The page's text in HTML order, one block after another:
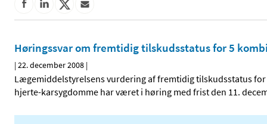
Høringssvar om fremtidig tilskudsstatus for 5
|22. december 2008 |
Lægemiddelstyrelsens vurdering af fremtidig tilskudsstatus
hjerte-karsygdomme har været i høring med frist den 11.